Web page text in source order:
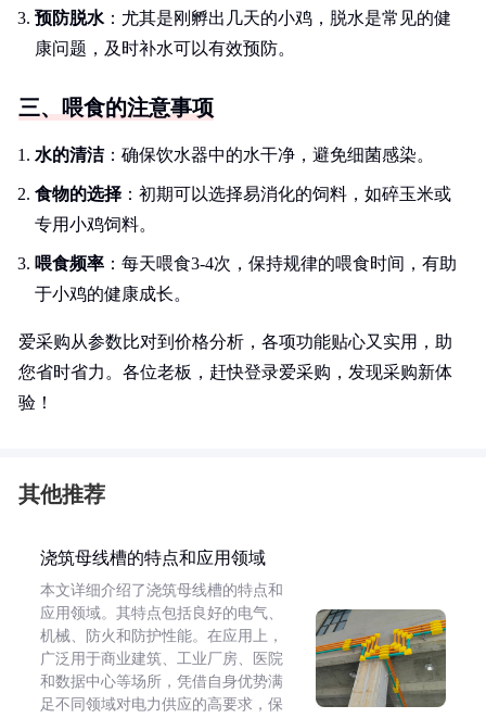
预防脱水 ：尤其是刚孵出几天的小鸡，脱水是常见的健
康问题，及时补水可以有效预防。
三、喂食的注意事项
水的清洁：确保饮水器中的水干净，避免细菌感染。
食物的选择 ：初期可以选择易消化的饲料，如碎玉米或
专用小鸡饲料。
喂食频率 ：每天喂食3-4次，保持规律的喂食时间，有助
于小鸡的健康成长。
爱采购从参数比对到价格分析，各项功能贴心又实用，助
您省时省力。各位老板，赶快登录爱采购，发现采购新体
验！
其他推荐
浇筑母线槽的特点和应用领域
本文详细介绍了浇筑母线槽的特点和
应用领域。其特点包括良好的电气、
机械、防火和防护性能。在应用上，
广泛用于商业建筑、工业厂房、医院
和数据中心等场所，凭借自身优势满
足不同领域对电力供应的高要求，保